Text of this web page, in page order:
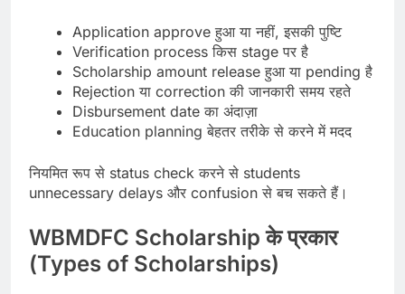
Application approve हुआ या नहीं, इसकी पुष्टि
Verification process किस stage पर है
Scholarship amount release हुआ या pending है
Rejection या correction की जानकारी समय रहते
Disbursement date का अंदाज़ा
Education planning बेहतर तरीके से करने में मदद
नियमित रूप से status check करने से students
unnecessary delays और confusion से बच सकते हैं।
WBMDFC Scholarship के प्रकार
(Types of Scholarships)